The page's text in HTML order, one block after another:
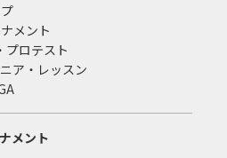
メント
プロテスト
ア・レッスン
メント